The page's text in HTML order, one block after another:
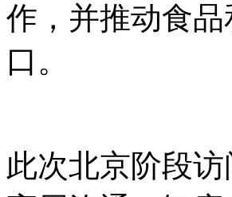
作，并推动食
口。
此次北京阶段